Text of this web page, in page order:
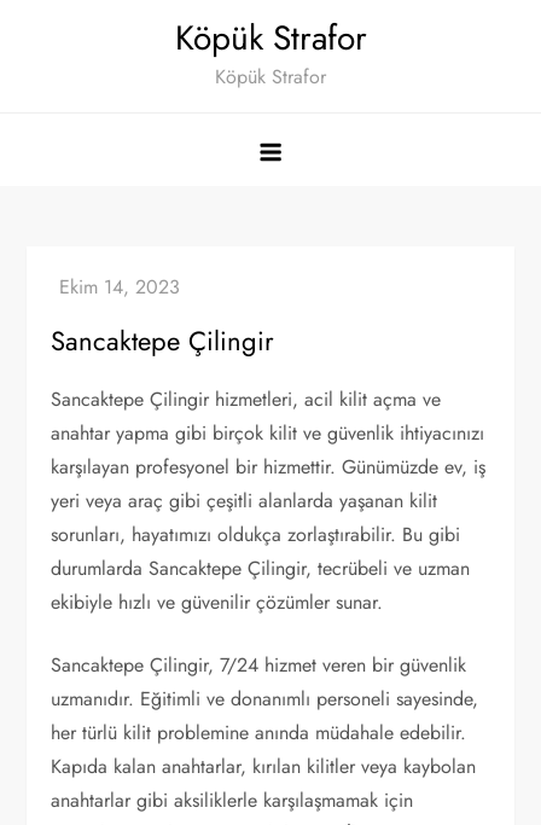
Köpük Strafor
Köpük Strafor
Sancaktepe Çilingir
Sancaktepe Çilingir hizmetleri, acil kilit açma ve
anahtar yapma gibi birçok kilit ve güvenlik ihtiyacınızı
karşılayan profesyonel bir hizmettir. Günümüzde ev, iş
yeri veya araç gibi çeşitli alanlarda yaşanan kilit
sorunları, hayatımızı oldukça zorlaştırabilir. Bu gibi
durumlarda Sancaktepe Çilingir, tecrübeli ve uzman
ekibiyle hızlı ve güvenilir çözümler sunar.
Sancaktepe Çilingir, 7/24 hizmet veren bir güvenlik
uzmanıdır. Eğitimli ve donanımlı personeli sayesinde,
her türlü kilit problemine anında müdahale edebilir.
Kapıda kalan anahtarlar, kırılan kilitler veya kaybolan
anahtarlar gibi aksiliklerle karşılaşmamak için